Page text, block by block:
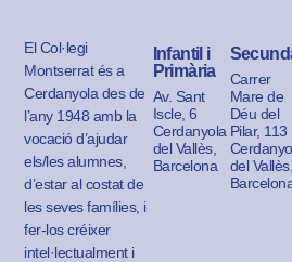
El Col·legi
Montserrat és a
Cerdanyola des de
l’any 1948 amb la
vocació d’ajudar
els/les alumnes,
d’estar al costat de
les seves famílies, i
fer-los créixer
intel·lectualment i
Infantil i
Primària
Av. Sant
Iscle, 6
Cerdanyola
del Vallès,
Barcelona
Carrer
Mare de
Déu del
Pilar, 113
del Vallès,